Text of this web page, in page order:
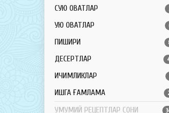
СУЮҚ ОВҚАТЛАР
ҚУЮҚ ОВҚАТЛАР
ПИШИРИҚ
ДЕСЕРТЛАР
ИЧИМЛИКЛАР
ҚИШГА ҒАМЛАМА
УМУМИЙ РЕЦЕПТЛАР СОНИ